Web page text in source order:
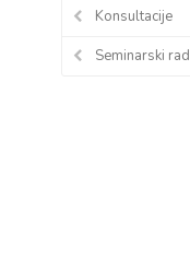
Konsultacije
Seminarski rad